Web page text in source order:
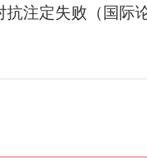
注定失败（国际